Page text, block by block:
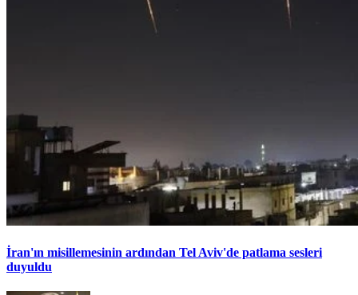
İran'ın misillemesinin ardından Tel Aviv'de patlama sesleri
duyuldu